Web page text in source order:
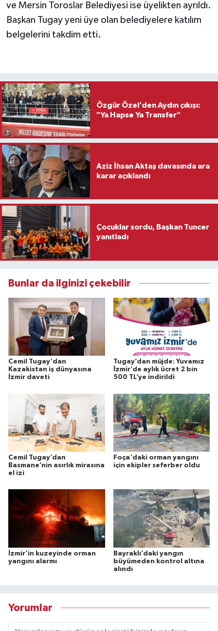
ve Mersin Toroslar Belediyesi ise üyelikten ayrıldı.
Başkan Tugay yeni üye olan belediyelere katılım
belgelerini takdim etti.
Özgür Özel’den Aydın çıkışı:
"Ya Hapse Ya Transfer"
Aziz İhsan Aktaş davasında ara
karar açıklandı
Çocuklar sordu, Başkan Tuncer
yanıtladı
Bunlar da ilginizi çekebilir
Cemil Tugay'dan
Kazakistan iş dünyasına
İzmir daveti
Tugay’dan müjde: Yuvamız
İzmir’de aylık ücret 2 bin
500 TL’ye indirildi
Cemil Tugay’dan
Basmane’nin asırlık mirasına
el izi
Foça'daki orman yangını
için ekipler seferber oldu
İzmir’in kuzeyinde orman
yangını alarmı
Bayraklı’daki yangın
büyümeden kontrol altına
alındı
Yorumlar